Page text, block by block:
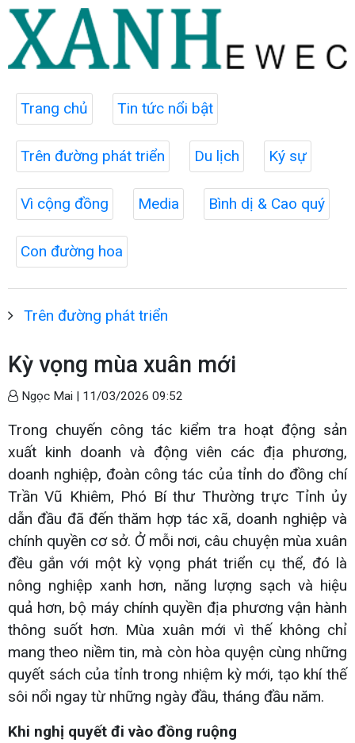
Trang chủ Tin tức nổi bật
Trên đường phát triển Du lịch Ký sự
Vì cộng đồng Media Bình dị & Cao quý
Con đường hoa
Trên đường phát triển
Kỳ vọng mùa xuân mới
Ngọc Mai | 11/03/2026 09:52
Trong chuyến công tác kiểm tra hoạt động sản
xuất kinh doanh và động viên các địa phương,
doanh nghiệp, đoàn công tác của tỉnh do đồng chí
Trần Vũ Khiêm, Phó Bí thư Thường trực Tỉnh ủy
dẫn đầu đã đến thăm hợp tác xã, doanh nghiệp và
chính quyền cơ sở. Ở mỗi nơi, câu chuyện mùa xuân
đều gắn với một kỳ vọng phát triển cụ thể, đó là
nông nghiệp xanh hơn, năng lượng sạch và hiệu
quả hơn, bộ máy chính quyền địa phương vận hành
thông suốt hơn. Mùa xuân mới vì thế không chỉ
mang theo niềm tin, mà còn hòa quyện cùng những
quyết sách của tỉnh trong nhiệm kỳ mới, tạo khí thế
sôi nổi ngay từ những ngày đầu, tháng đầu năm.
Khi nghị quyết đi vào đồng ruộng